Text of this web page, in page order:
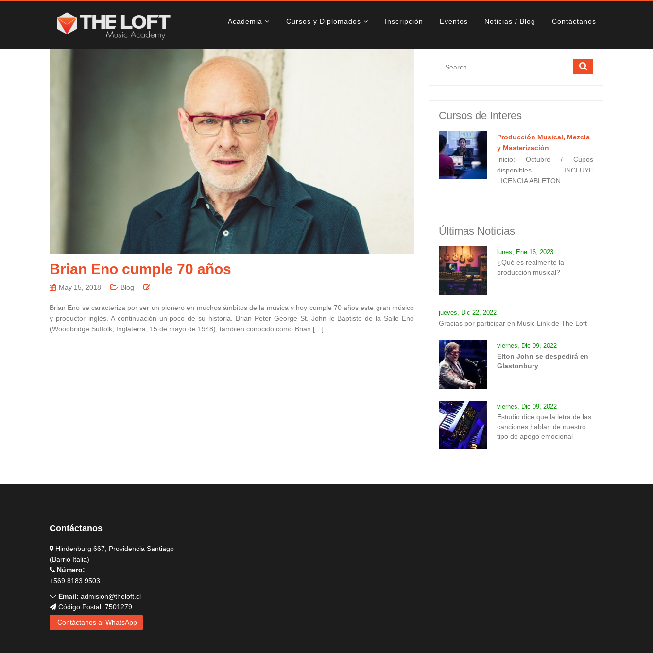
Academia Cursos y Diplomados Inscripción Eventos Noticias / Blog Contáctanos
Brian Eno cumple 70 años
May 15, 2018 Blog
Brian Eno se caracteriza por ser un pionero en muchos ámbitos de la música y hoy cumple 70 años este gran músico
y productor inglés. A continuación un poco de su historia. Brian Peter George St. John le Baptiste de la Salle Eno
(Woodbridge Suffolk, Inglaterra, 15 de mayo de 1948), también conocido como Brian […]
Cursos de Interes
Producción Musical, Mezcla
y Masterización
Inicio: Octubre / Cupos
disponibles. INCLUYE
LICENCIA ABLETON ...
Últimas Noticias
lunes, Ene 16, 2023
¿Qué es realmente la
producción musical?
jueves, Dic 22, 2022
Gracias por participar en Music Link de The Loft
viernes, Dic 09, 2022
Elton John se despedirá en
Glastonbury
viernes, Dic 09, 2022
Estudio dice que la letra de las
canciones hablan de nuestro
tipo de apego emocional
Contáctanos
Hindenburg 667, Providencia Santiago
(Barrio Italia)
Número:
+569 8183 9503
Email: admision@theloft.cl
Código Postal: 7501279
Contáctanos al WhatsApp